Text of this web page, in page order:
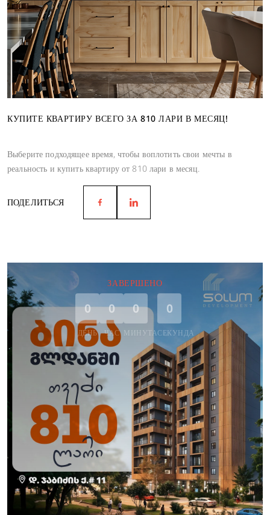
КУПИТЕ КВАРТИРУ ВСЕГО ЗА 810 ЛАРИ В МЕСЯЦ!
Выберите подходящее время, чтобы воплотить свои мечты в
реальность и купить квартиру от 810 лари в месяц.
ПОДЕЛИТЬСЯ
ЗАВЕРШЕНО
0
ДЕНЬ
0
ЧАС
0
МИНУТА
0
СЕКУНДА